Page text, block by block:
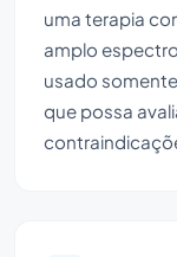
uma terapia
amplo
usado
que possa